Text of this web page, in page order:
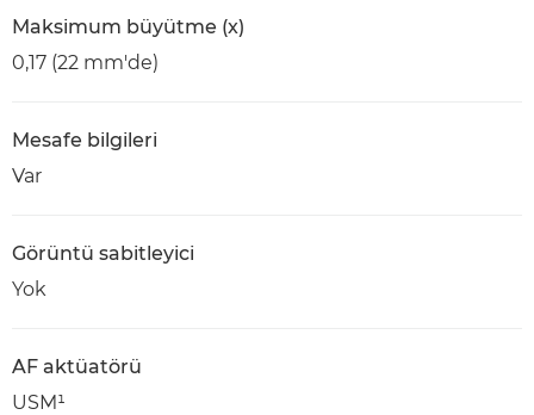
Maksimum büyütme (x)
0,17 (22 mm'de)
Mesafe bilgileri
Var
Görüntü sabitleyici
Yok
AF aktüatörü
USM¹